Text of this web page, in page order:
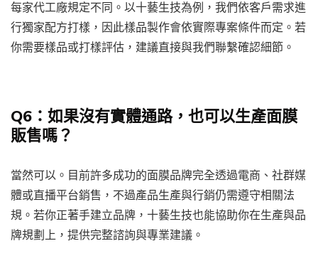
每家代工廠規定不同。以十藝生技為例，我們依客戶需求進
行獨家配方打樣，因此樣品製作會依實際專案條件而定。若
你需要樣品或打樣評估，建議直接與我們聯繫確認細節。
Q6：如果沒有實體通路，也可以生產面膜
販售嗎？
當然可以。目前許多成功的面膜品牌完全透過電商、社群媒
體或直播平台銷售，不過產品生產與行銷仍需遵守相關法
規。若你正著手建立品牌，十藝生技也能協助你在生產與品
牌規劃上，提供完整諮詢與專業建議。